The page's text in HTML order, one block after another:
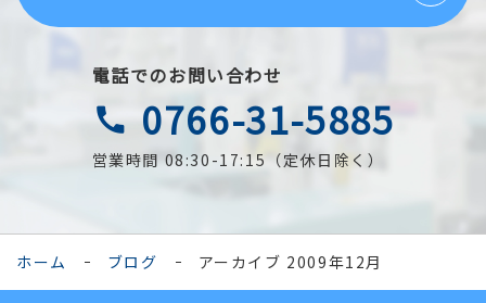
電話でのお問い合わせ
call 0766-31-5885
営業時間 08:30-17:15（定休日除く）
ホーム ブログ アーカイブ 2009年12月